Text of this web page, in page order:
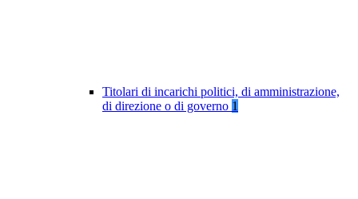
Titolari di incarichi politici, di amministrazione,
di direzione o di governo 1